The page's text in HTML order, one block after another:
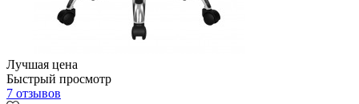
Лучшая цена
Быстрый просмотр
7 отзывов